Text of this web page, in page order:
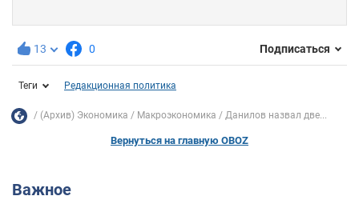
13 0 Подписаться
Теги Редакционная политика
(Архив) Экономика Mакроэкономика Данилов назвал две...
Вернуться на главную OBOZ
Важное